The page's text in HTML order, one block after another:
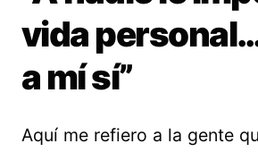
vida
a mí sí”
Aquí me refiero a la gente